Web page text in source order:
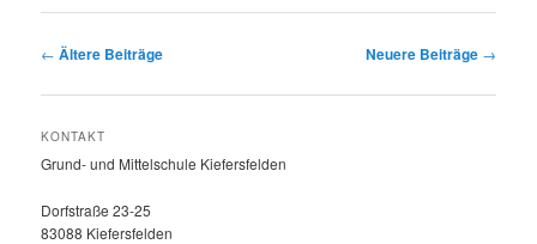
Beitrags-
← Ältere Beiträge Neuere Beiträge →
KONTAKT
Grund- und Mittelschule Kiefersfelden
Dorfstraße 23-25
83088 Kiefersfelden